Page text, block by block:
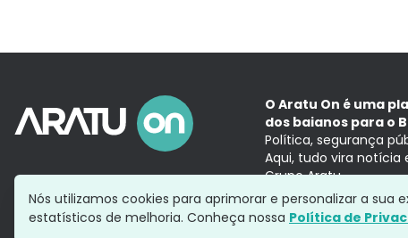
O Aratu On é uma
dos baianos para o
Política, segurança
Aqui, tudo vira
Grupo Aratu
Nós utilizamos cookies para aprimorar e personalizar a
estatísticos de melhoria. Conheça nossa Política de